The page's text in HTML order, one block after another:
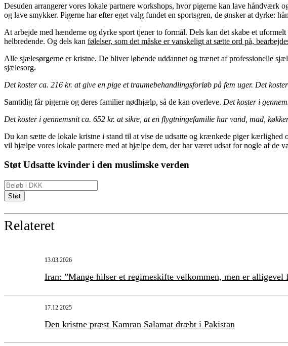
Desuden arrangerer vores lokale partnere workshops, hvor pigerne kan lave
og lave smykker. Pigerne har efter eget valg fundet en sportsgren, de ønsker at dyrke:
At arbejde med hænderne og dyrke sport tjener to formål. Dels kan det skabe et
helbredende. Og dels kan følelser, som det måske er vanskeligt at sætte ord på,
Alle sjælesørgerne er kristne. De bliver løbende uddannet og trænet af professionelle
sjælesorg.
Det koster ca. 216 kr. at give en pige et traumebehandlingsforløb på fem uger. Det
Samtidig får pigerne og deres familier nødhjælp, så de kan overleve. Det koster i
Det koster i gennemsnit ca. 652 kr. at sikre, at en flygtningefamilie har vand, mad,
Du kan sætte de lokale kristne i stand til at vise de udsatte og krænkede piger
vil hjælpe vores lokale partnere med at hjælpe dem, der har været udsat for nogle af de
Støt Udsatte kvinder i den muslimske verden
Relateret
13.03.2026
Iran: ”Mange hilser et regimeskifte velkommen, men er alligevel
17.12.2025
Den kristne præst Kamran Salamat dræbt i Pakistan